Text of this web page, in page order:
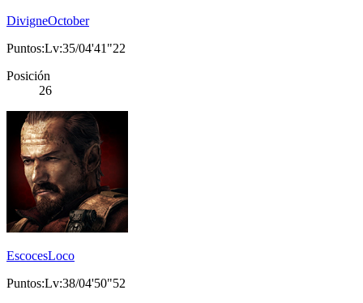
DivigneOctober
Puntos:Lv:35/04'41"22
Posición
26
EscocesLoco
Puntos:Lv:38/04'50"52